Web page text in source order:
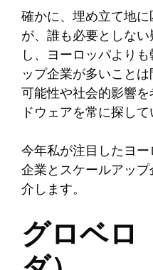
確かに、埋め立て地
が、誰も必要としな
し、ヨーロッパより
ップ企業が多いこと
可能性や社会的影響
ドウェアを常に探して
今年私が注目したヨ
企業とスケールアッ
介します。
グロベロ